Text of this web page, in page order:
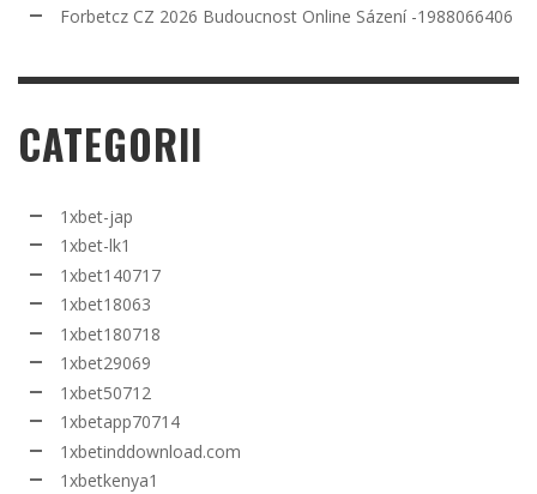
Forbetcz CZ 2026 Budoucnost Online Sázení -1988066406
CATEGORII
1xbet-jap
1xbet-lk1
1xbet140717
1xbet18063
1xbet180718
1xbet29069
1xbet50712
1xbetapp70714
1xbetinddownload.com
1xbetkenya1